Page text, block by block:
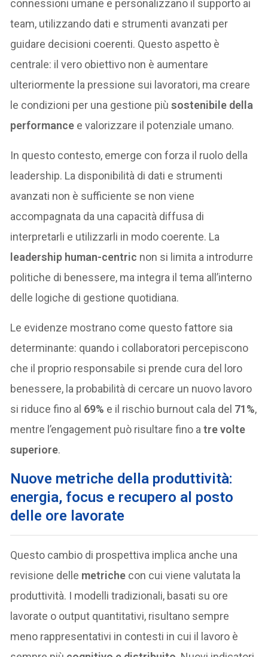
connessioni umane e personalizzano il supporto ai
team, utilizzando dati e strumenti avanzati per
guidare decisioni coerenti. Questo aspetto è
centrale: il vero obiettivo non è aumentare
ulteriormente la pressione sui lavoratori, ma creare
le condizioni per una gestione piùsostenibile della
performance e valorizzare il potenziale umano.
In questo contesto, emerge con forza il ruolo della
leadership. La disponibilità di dati e strumenti
avanzati non è sufficiente se non viene
accompagnata da una capacità diffusa di
interpretarli e utilizzarli in modo coerente. La
leadership human-centric non si limita a introdurre
politiche di benessere, ma integra il tema all’interno
delle logiche di gestione quotidiana.
Le evidenze mostrano come questo fattore sia
determinante: quando i collaboratori percepiscono
che il proprio responsabile si prende cura del loro
benessere, la probabilità di cercare un nuovo lavoro
si riduce fino al 69% e il rischio burnout cala del 71%,
mentre l’engagement può risultare fino atre volte
superiore.
Nuove metriche della produttività:
energia, focus e recupero al posto
delle ore lavorate
Questo cambio di prospettiva implica anche una
revisione delle metriche con cui viene valutata la
produttività. I modelli tradizionali, basati su ore
lavorate o output quantitativi, risultano sempre
meno rappresentativi in contesti in cui il lavoro è